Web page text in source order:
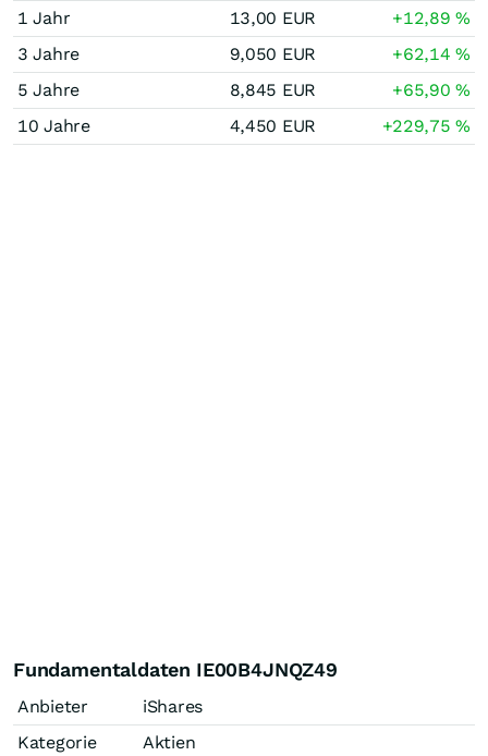
1 Jahr 13,00 EUR +12,89%
3 Jahre
9,050 EUR +62,14%
5 Jahre
8,845 EUR +65,90%
10 Jahre
4,450 EUR +229,75%
Fundamentaldaten IE00B4JNQZ49
Anbieter
iShares
Kategorie
Aktien